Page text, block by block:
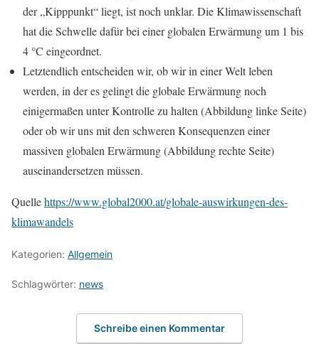
der „Kipppunkt“ liegt, ist noch unklar. Die Klimawissenschaft
hat die Schwelle dafür bei einer globalen Erwärmung um 1 bis
4 °C eingeordnet.
Letztendlich entscheiden wir, ob wir in einer Welt leben
werden, in der es gelingt die globale Erwärmung noch
einigermaßen unter Kontrolle zu halten (Abbildung linke Seite)
oder ob wir uns mit den schweren Konsequenzen einer
massiven globalen Erwärmung (Abbildung rechte Seite)
auseinandersetzen müssen.
Quellehttps://www.global2000.at/globale-auswirkungen-des-
klimawandels
Kategorien: Allgemein
Schlagwörter: news
Schreibe einen Kommentar